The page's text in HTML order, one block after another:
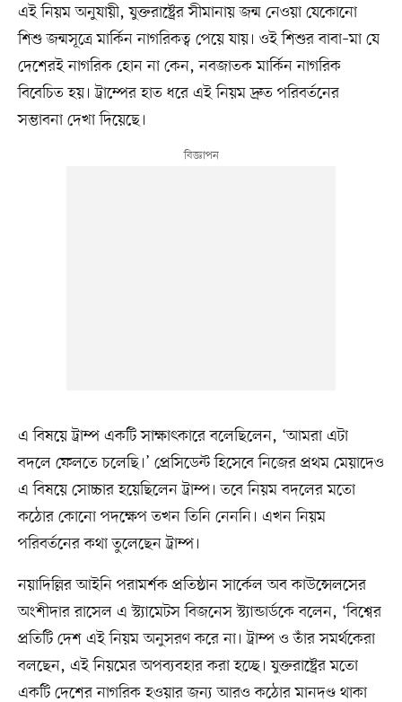
এই নিয়ম অনুযায়ী, যুক্তরাষ্ট্রের সীমানায় জন্ম নেওয়া যেকোনো
শিশু জন্মসূত্রে মার্কিন নাগরিকত্ব পেয়ে যায়। ওই শিশুর বাবা–মা যে
দেশেরই নাগরিক হোন না কেন, নবজাতক মার্কিন নাগরিক
বিবেচিত হয়। ট্রাম্পের হাত ধরে এই নিয়ম দ্রুত পরিবর্তনের
সম্ভাবনা দেখা দিয়েছে।
এ বিষয়ে ট্রাম্প একটি সাক্ষাৎকারে বলেছিলেন, ‘আমরা এটা
বদলে ফেলতে চলেছি।’ প্রেসিডেন্ট হিসেবে নিজের প্রথম মেয়াদেও
এ বিষয়ে সোচ্চার হয়েছিলেন ট্রাম্প। তবে নিয়ম বদলের মতো
কঠোর কোনো পদক্ষেপ তখন তিনি নেননি। এখন নিয়ম
পরিবর্তনের কথা তুলেছেন ট্রাম্প।
নয়াদিল্লির আইনি পরামর্শক প্রতিষ্ঠান সার্কেল অব কাউন্সেলসের
অংশীদার রাসেল এ স্ট্যামেটস বিজনেস স্ট্যান্ডার্ডকে বলেন, ‘বিশ্বের
প্রতিটি দেশ এই নিয়ম অনুসরণ করে না। ট্রাম্প ও তাঁর সমর্থকেরা
বলছেন, এই নিয়মের অপব্যবহার করা হচ্ছে। যুক্তরাষ্ট্রের মতো
একটি দেশের নাগরিক হওয়ার জন্য আরও কঠোর মানদণ্ড থাকা